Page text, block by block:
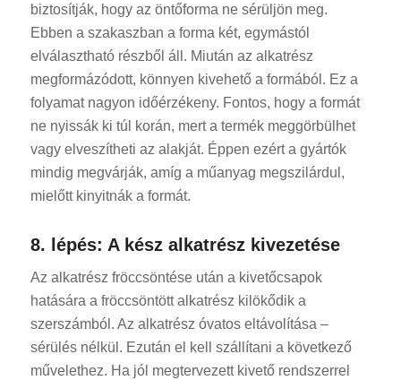
biztosítják, hogy az öntőforma ne sérüljön meg.
Ebben a szakaszban a forma két, egymástól
elválasztható részből áll. Miután az alkatrész
megformázódott, könnyen kivehető a formából. Ez a
folyamat nagyon időérzékeny. Fontos, hogy a formát
ne nyissák ki túl korán, mert a termék meggörbülhet
vagy elveszítheti az alakját. Éppen ezért a gyártók
mindig megvárják, amíg a műanyag megszilárdul,
mielőtt kinyitnák a formát.
8. lépés: A kész alkatrész kivezetése
Az alkatrész fröccsöntése után a kivetőcsapok
hatására a fröccsöntött alkatrész kilökődik a
szerszámból. Az alkatrész óvatos eltávolítása –
sérülés nélkül. Ezután el kell szállítani a következő
művelethez. Ha jól megtervezett kivető rendszerrel